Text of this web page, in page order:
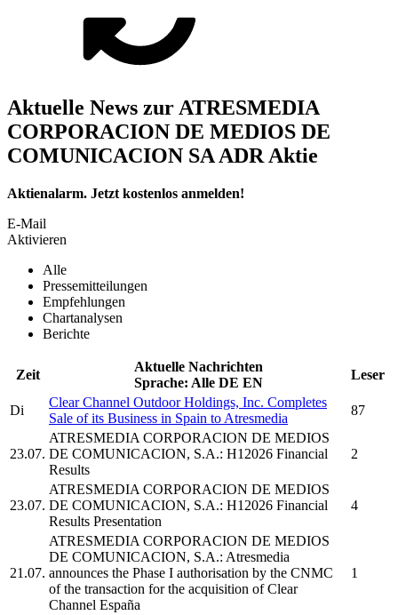
Aktuelle News zur ATRESMEDIA
CORPORACION DE MEDIOS DE
COMUNICACION SA ADR Aktie
Aktienalarm. Jetzt kostenlos anmelden!
E-Mail
Aktivieren
Alle
Pressemitteilungen
Empfehlungen
Chartanalysen
Berichte
Zeit
Aktuelle Nachrichten
Sprache: Alle DE EN
Leser
Di
Clear Channel Outdoor Holdings, Inc. Completes
Sale of its Business in Spain to Atresmedia
87
23.07.
ATRESMEDIA CORPORACION DE MEDIOS
DE COMUNICACION, S.A.: H12026 Financial
Results
2
23.07.
ATRESMEDIA CORPORACION DE MEDIOS
DE COMUNICACION, S.A.: H12026 Financial
Results Presentation
4
21.07.
ATRESMEDIA CORPORACION DE MEDIOS
DE COMUNICACION, S.A.: Atresmedia
announces the Phase I authorisation by the CNMC
of the transaction for the acquisition of Clear
Channel España
1